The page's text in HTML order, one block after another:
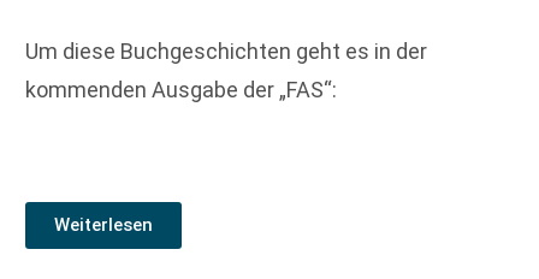
Um diese Buchgeschichten geht es in der
kommenden Ausgabe der „FAS“:
Weiterlesen